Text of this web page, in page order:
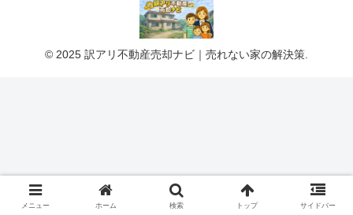
© 2025 訳アリ不動産売却ナビ｜売れない家の解決策.
メニュー ホーム 検索 トップ サイドバー